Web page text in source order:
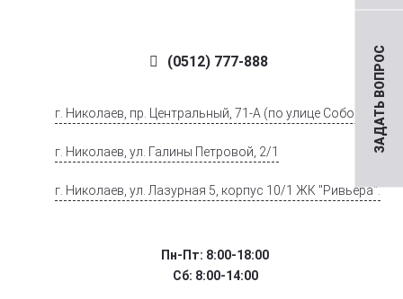
ЗАДАТЬ ВОПРОС
(0512) 777-888
г. Николаев, пр. Центральный, 71-А (по улице Соборной)
г. Николаев, ул. Галины Петровой, 2/1
г. Николаев, ул. Лазурная 5, корпус 10/1 ЖК "Ривьера".
Пн-Пт: 8:00-18:00
Сб: 8:00-14:00